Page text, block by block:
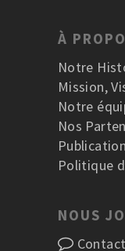
À
Notre
Mission,
Notre
Nos
Politique
NOUS